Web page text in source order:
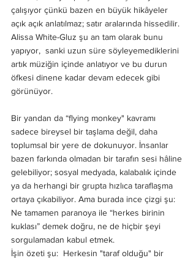
çalışıyor çünkü bazen en büyük hikâyeler
açık açık anlatılmaz; satır aralarında hissedilir.
Alissa White-Gluz şu an tam olarak bunu
yapıyor,  sanki uzun süre söyleyemediklerini
artık müziğin içinde anlatıyor ve bu durun
öfkesi dinene kadar devam edecek gibi
görünüyor.
Bir yandan da “flying monkey" kavramı
sadece bireysel bir taşlama değil, daha
toplumsal bir yere de dokunuyor. İnsanlar
bazen farkında olmadan bir tarafın sesi hâline
gelebiliyor; sosyal medyada, kalabalık içinde
ya da herhangi bir grupta hızlıca taraflaşma
ortaya çıkabiliyor. Ama burada ince çizgi şu:
Ne tamamen paranoya ile “herkes birinin
kuklası” demek doğru, ne de hiçbir şeyi
sorgulamadan kabul etmek.
İşin özeti şu:  Herkesin "taraf olduğu" bir